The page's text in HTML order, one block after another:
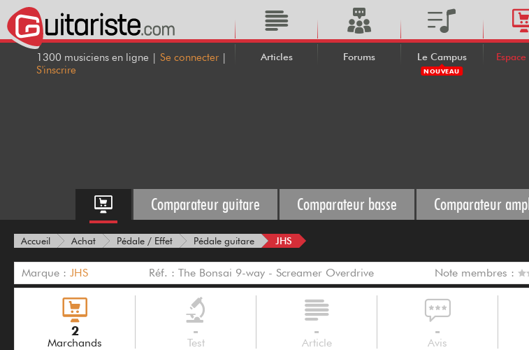
1300 musiciens en ligne | Se connecter |
S'inscrire
Articles Forums Le Campus
NOUVEAU
Comparateur guitare Comparateur basse Comparateur
Accueil Achat Pédale / Effet Pédale guitare JHS
Marque : JHS Réf. : The Bonsai 9-way - Screamer Overdrive Note membres :
2
Marchands
-
Test
-
Article
-
Avis